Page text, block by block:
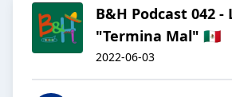
B&H Podcast 042 -
"Termina Mal" 🇲🇽
2022-06-03